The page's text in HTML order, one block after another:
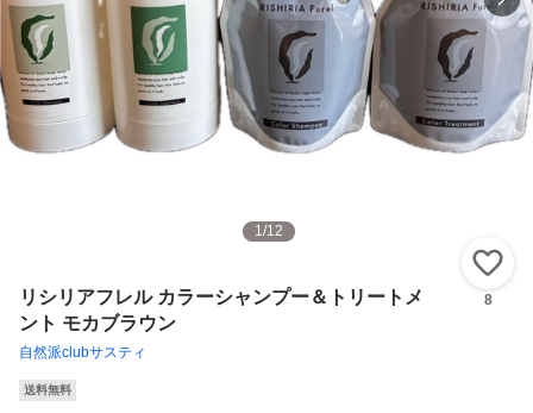
1/12
リシリアフレル カラーシャンプー＆トリートメ
ント モカブラウン
自然派clubサスティ
8
送料無料